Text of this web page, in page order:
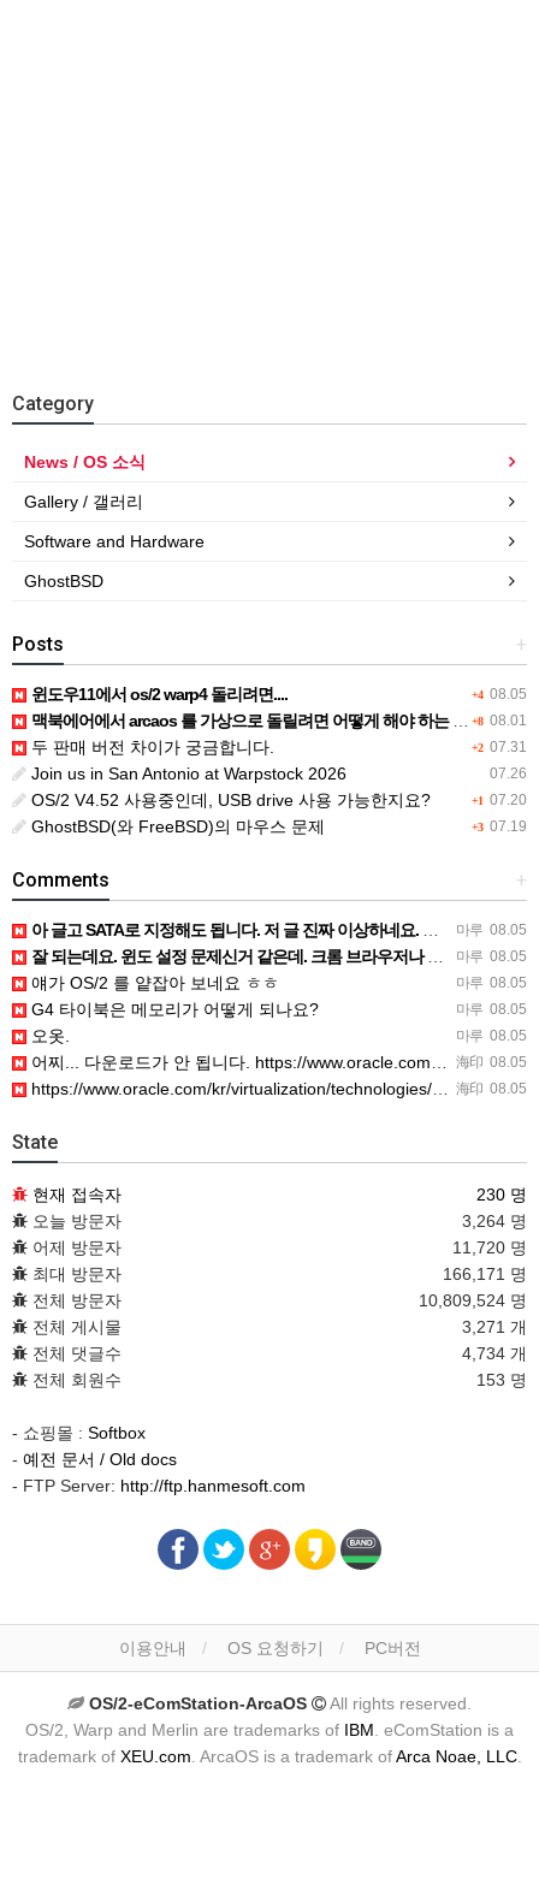
Category
News / OS 소식
Gallery / 갤러리
Software and Hardware
GhostBSD
+
Posts
+4 08.05
윈도우11에서 os/2 warp4 돌리려면....
+8 08.01
맥북에어에서 arcaos 를 가상으로 돌릴려면 어떻게 해야 하는 지요?
+2 07.31
두 판매 버전 차이가 궁금합니다.
07.26
Join us in San Antonio at Warpstock 2026
+1 07.20
OS/2 V4.52 사용중인데, USB drive 사용 가능한지요?
+3 07.19
GhostBSD(와 FreeBSD)의 마우스 문제
+
Comments
마루 08.05
아 글고 SATA로 지정해도 됩니다. 저 글 진짜 이상하네요. 옛날꺼 퍼와서 그런거 같은데요.
마루 08.05
잘 되는데요. 윈도 설정 문제신거 같은데. 크롬 브라우저나 파폭으로 해 보세요
마루 08.05
얘가 OS/2 를 얕잡아 보네요 ㅎㅎ
마루 08.05
G4 타이북은 메모리가 어떻게 되나요?
마루 08.05
오옷.
海印 08.05
어찌... 다운로드가 안 됩니다. https://www.oracle.com/kr/virtualization/…
海印 08.05
https://www.oracle.com/kr/virtualization/technologies/vm/dow…
State
현재 접속자
230 명
오늘 방문자
3,264 명
어제 방문자
11,720 명
최대 방문자
166,171 명
전체 방문자
10,809,524 명
전체 게시물
3,271 개
전체 댓글수
4,734 개
전체 회원수
153 명
- 쇼핑몰 : Softbox
- 예전 문서 / Old docs
- FTP Server: http://ftp.hanmesoft.com
이용안내 OS 요청하기 PC버전
OS/2-eComStation-ArcaOS
All rights reserved.
OS/2, Warp and Merlin are trademarks of IBM . eComStation is a
trademark of XEU.com . ArcaOS is a trademark ofArca Noae, LLC.